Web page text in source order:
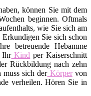
können Sie mit dem
beginnen. Oftmals
wie Sie sich am
Sie sich schon
betreuende Hebamme
IhrKind per Kaiserschnitt
Rückbildung nach zehn
sich derKörpervon
verheilen. Hören Sie in